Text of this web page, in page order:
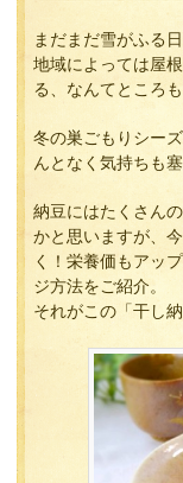
まだまだ雪がふる
地域によっては屋
る、なんてところ
冬の巣ごもりシー
んとなく気持ちも
納豆にはたくさん
かと思いますが、
く！栄養価もアッ
ジ方法をご紹介。
それがこの「干し納